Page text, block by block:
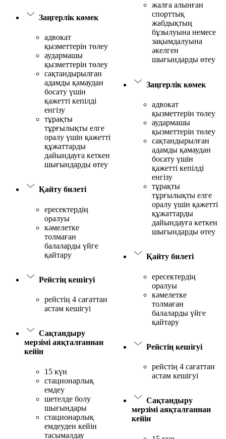
Заңгерлік көмек
адвокат
қызметтерін төлеу
аудармашы
қызметтерін төлеу
сақтандырылған
адамды қамаудан
босату үшін
қажетті кепілді
енгізу
тұрақты
тұрғылықты елге
оралу үшін қажетті
құжаттарды
дайындауға кеткен
шығындарды өтеу
Қайту билеті
ересектердің
оралуы
кәмелетке
толмаған
балаларды үйге
қайтару
Рейстің кешігуі
рейстің 4 сағаттан
астам кешігуі
Сақтандыру
мерзімі аяқталғаннан
кейін
15 күн
стационарлық
емдеу
шетелде болу
шығындары
стационарлық
емдеуден кейін
тасымалдау
жалға алынған
спорттық
жабдықтың
бұзылуына немесе
зақымдалуына
әкелген
шығындарды өтеу
Заңгерлік көмек
адвокат
қызметтерін төлеу
аудармашы
қызметтерін төлеу
сақтандырылған
адамды қамаудан
босату үшін
қажетті кепілді
енгізу
тұрақты
тұрғылықты елге
оралу үшін қажетті
құжаттарды
дайындауға кеткен
шығындарды өтеу
Қайту билеті
ересектердің
оралуы
кәмелетке
толмаған
балаларды үйге
қайтару
Рейстің кешігуі
рейстің 4 сағаттан
астам кешігуі
Сақтандыру
мерзімі аяқталғаннан
кейін